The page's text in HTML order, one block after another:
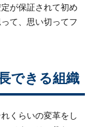
が保証されて初め
て、思い切ってフ
できる組織
くらいの変革をし